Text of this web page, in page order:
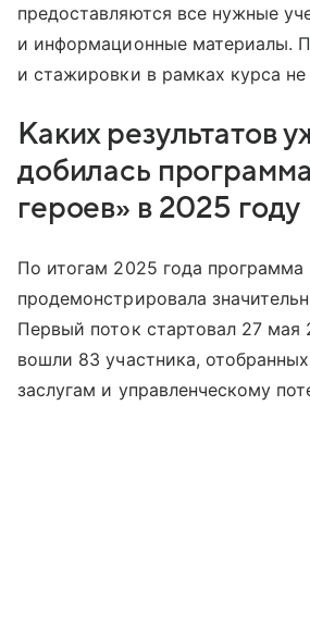
предоставляются все нужные
и информационные материалы.
и стажировки в рамках курса
Каких результатов
добилась
героев» в 2025 году
По итогам 2025 года программа
продемонстрировала
Первый поток стартовал 27 мая
вошли 83 участника,
заслугам и управленческому